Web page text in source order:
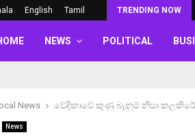
English Tamil TRENDING NOW
NEWS POLITICAL
News වේදිකාවේ කුණු බැනුම් නිසා
News